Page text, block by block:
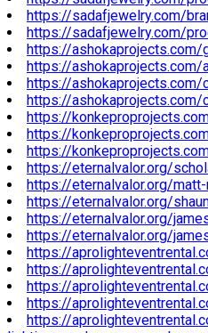
https://sadafjewelry.com/
https://sadafjewelry.com/
https://ashokaprojects.com/
https://ashokaprojects.com/
https://ashokaprojects.com/
https://ashokaprojects.com/
https://
https://
https://
https://eternalvalor.org/
https://eternalvalor.org/matt-
https://eternalvalor.org/
https://eternalvalor.org/
https://eternalvalor.org/
https://
https://
https://
https://
https://